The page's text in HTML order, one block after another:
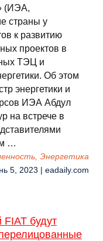
(ИЭА,
страны у
к развитию
проектов в
ТЭЦ и
Об этом
энергетики и
ИЭА Абдул
на встрече в
…
Энергетика
5, 2023 | eadaily.com
будут